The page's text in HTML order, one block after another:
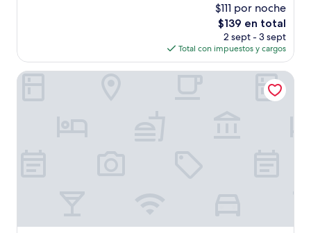
$111 por noche
El
precio
actual
es
de
$139 en total
2 sept - 3 sept
Total con impuestos y cargos
Myregaard B&B & Apartments